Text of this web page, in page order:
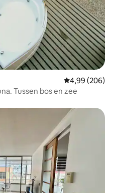
Gemiddelde
4,99 (206)
Tussen bos en zee